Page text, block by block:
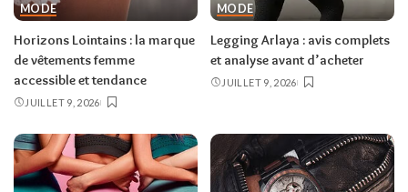
MODE
Horizons Lointains : la marque
de vêtements femme
accessible et tendance
JUILLET 9, 2026
MODE
Legging Arlaya : avis complets
et analyse avant d’acheter
JUILLET 9, 2026